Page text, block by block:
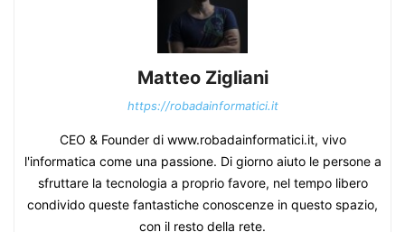
Matteo Zigliani
https://robadainformatici.it
CEO & Founder di www.robadainformatici.it, vivo
l'informatica come una passione. Di giorno aiuto le persone a
sfruttare la tecnologia a proprio favore, nel tempo libero
condivido queste fantastiche conoscenze in questo spazio,
con il resto della rete.